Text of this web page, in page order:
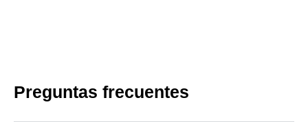
Preguntas frecuentes